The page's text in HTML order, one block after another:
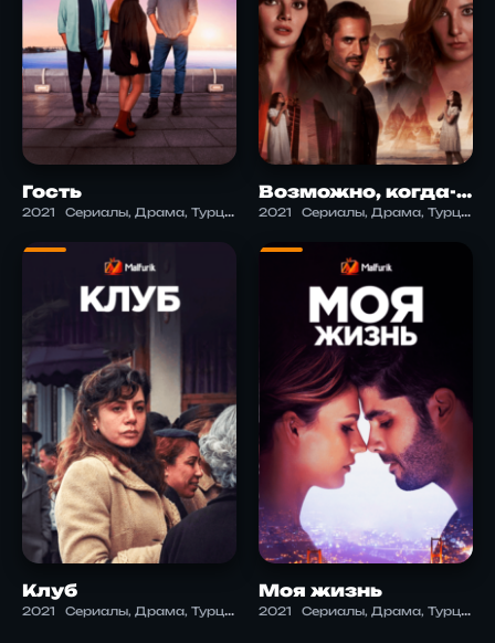
Гость
2021 Сериалы, Драма, Турция
Возможно, когда-нибудь
2021 Сериалы, Драма, Турция
Клуб
2021 Сериалы, Драма, Турция
Моя жизнь
2021 Сериалы, Драма, Турция